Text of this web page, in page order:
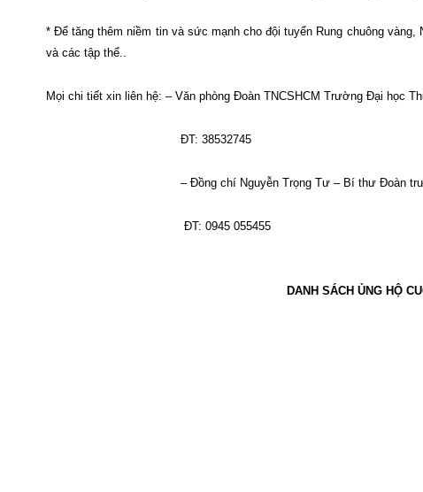
* Để tăng thêm niềm tin và sức mạnh cho đội tuyển Rung chuông
và các tập thể..
Mọi chi tiết xin liên hệ: – Văn phòng Đoàn TNCSHCM Trường Đại học
ĐT: 38532745
– Đồng chí Nguyễn Trọng Tư – Bí thư Đoàn
ĐT: 0945 055455
DANH SÁCH ỦNG HỘ